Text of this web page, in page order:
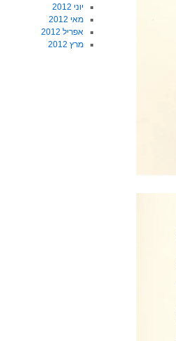
יוני 2012
מאי 2012
אפריל 2012
מרץ 2012